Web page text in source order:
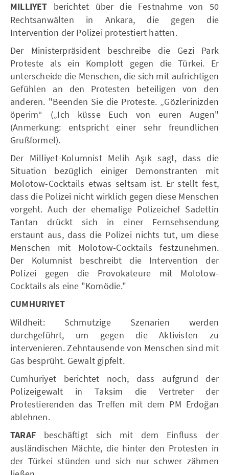
MILLIYET berichtet über die Festnahme von 50
Rechtsanwälten in Ankara, die gegen die
Intervention der Polizei protestiert hatten.
Der Ministerpräsident beschreibe die Gezi Park
Proteste als ein Komplott gegen die Türkei. Er
unterscheide die Menschen, die sich mit aufrichtigen
Gefühlen an den Protesten beteiligen von den
anderen. "Beenden Sie die Proteste. „Gözlerinizden
öperim“ („Ich küsse Euch von euren Augen"
(Anmerkung: entspricht einer sehr freundlichen
Grußformel).
Der Milliyet-Kolumnist Melih Aşık sagt, dass die
Situation bezüglich einiger Demonstranten mit
Molotow-Cocktails etwas seltsam ist. Er stellt fest,
dass die Polizei nicht wirklich gegen diese Menschen
vorgeht. Auch der ehemalige Polizeichef Sadettin
Tantan drückt sich in einer Fernsehsendung
erstaunt aus, dass die Polizei nichts tut, um diese
Menschen mit Molotow-Cocktails festzunehmen.
Der Kolumnist beschreibt die Intervention der
Polizei gegen die Provokateure mit Molotow-
Cocktails als eine "Komödie."
CUMHURIYET
Wildheit: Schmutzige Szenarien werden
durchgeführt, um gegen die Aktivisten zu
intervenieren. Zehntausende von Menschen sind mit
Gas besprüht. Gewalt gipfelt.
Cumhuriyet berichtet noch, dass aufgrund der
Polizeigewalt in Taksim die Vertreter der
Protestierenden das Treffen mit dem PM Erdoğan
ablehnen.
TARAF beschäftigt sich mit dem Einfluss der
ausländischen Mächte, die hinter den Protesten in
der Türkei stünden und sich nur schwer zähmen